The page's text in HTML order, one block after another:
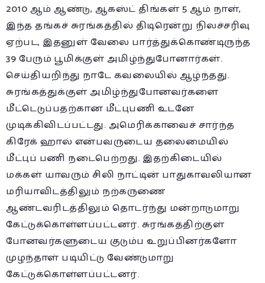
2010 ஆம் ஆண்டு, ஆகஸ்ட் திங்கள் 5 ஆம் நாள்,
இந்த தங்கச் சுரங்கத்தில் திடிரென்று நிலச்சரிவு
ஏற்பட, இதனுள் வேலை பார்த்துக்கொண்டிருந்த
39 பேரும் பூமிக்குள் அமிழ்ந்துபோனார்கள்.
செய்தியறிந்து நாடே கவலையில் ஆழ்ந்தது.
சுரங்கத்துக்குள் அமிழ்ந்துபோனவர்களை
மீட்டெடுப்பதற்கான மீட்புபணி உடனே
முடிக்கிவிடப்பட்டது. அமெரிக்காவைச் சார்ந்த
கிரேக் ஹால் என்பவருடைய தலைமையில்
மீட்புப் பணி நடைபெற்றது. இதற்கிடையில்
மக்கள் யாவரும் சிலி நாட்டின் பாதுகாவலியான
மரியாவிடத்திலும் நற்கருணை
ஆண்டவரிடத்திலும் தொடர்ந்து மன்றாடுமாறு
கேட்டுக்கொள்ளப்பட்டனர். சுரங்கத்திற்குள்
போனவர்களுடைய குடும்ப உறுப்பினர்களோ
முழந்தாள் படியிட்டு வேண்டுமாறு
கேட்டுக்கொள்ளப்பட்டனர்.